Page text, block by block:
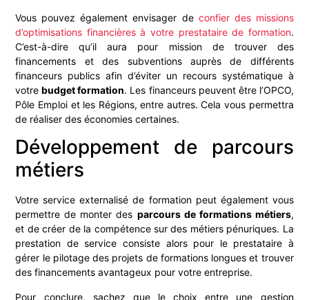
Vous pouvez également envisager de confier des missions
d’optimisations financières à votre prestataire de formation.
C’est-à-dire qu’il aura pour mission de trouver des
financements et des subventions auprès de différents
financeurs publics afin d’éviter un recours systématique à
votrebudget formation. Les financeurs peuvent être l’OPCO,
Pôle Emploi et les Régions, entre autres. Cela vous permettra
de réaliser des économies certaines.
Développement de parcours
métiers
Votre service externalisé de formation peut également vous
permettre de monter des parcours de formations métiers,
et de créer de la compétence sur des métiers pénuriques. La
prestation de service consiste alors pour le prestataire à
gérer le pilotage des projets de formations longues et trouver
des financements avantageux pour votre entreprise.
Pour conclure, sachez que le choix entre une gestion